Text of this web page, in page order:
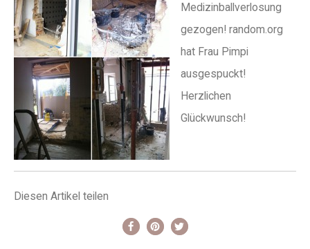
Medizinballverlosung
gezogen! random.org
hat Frau Pimpi
ausgespuckt!
Herzlichen
Glückwunsch!
Diesen Artikel teilen